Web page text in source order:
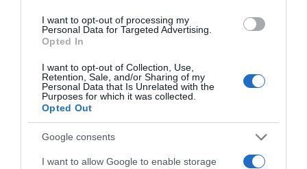
I want to opt-out of processing my
Personal Data for Targeted Advertising.
Opted In
I want to opt-out of Collection, Use,
Retention, Sale, and/or Sharing of my
Personal Data that Is Unrelated with the
Purposes for which it was collected.
Opted Out
Google consents
I want to allow Google to enable storage
ΕΛΛΑΔΑ